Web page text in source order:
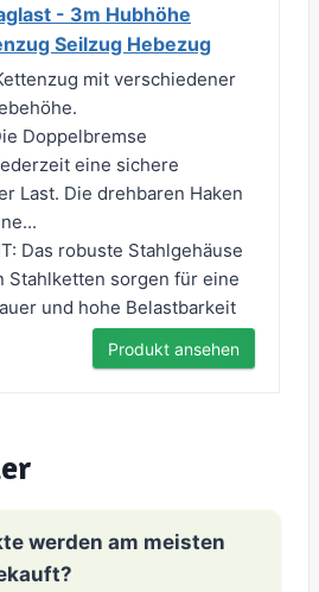
- 3m Hubhöhe
Seilzug Hebezug
mit verschiedener
Doppelbremse
eine sichere
Last. Die drehbaren Haken
Das robuste Stahlgehäuse
Stahlketten sorgen für eine
und hohe Belastbarkeit
Produkt ansehen
werden am meisten